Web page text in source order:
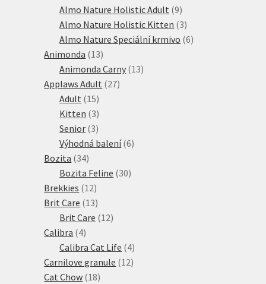
produkt
Almo Nature Holistic Adult 99
produktů
Almo Nature Holistic Kitten 33
produkty
Almo Nature Speciální krmivo 66
Animonda 1313
produktů
Animonda Carny 1313
Applaws Adult 2727
Adult 1515
produktů
Kitten 33
produkty
Senior 33
produkty
Výhodná balení 66
Bozita 3434
produktů
Bozita Feline 3030
Brekkies 1212
produktů
Brit Care 1313
produktů
Brit Care 1212
Calibra 44
produkty
Calibra Cat Life 44
produkty
Carnilove granule 1212
Cat Chow 1818